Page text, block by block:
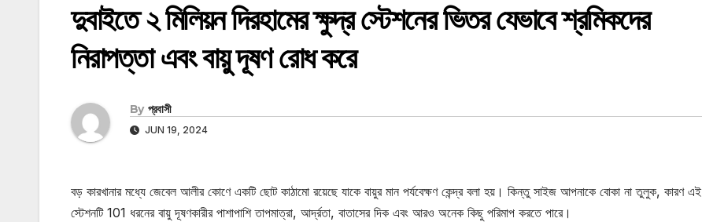
দুবাইতে ২ মিলিয়ন দিরহামের ক্ষুদ্র স্টেশনের ভিতর যেভাবে শ্রমিকদের
নিরাপত্তা এবং বায়ু দূষণ রোধ করে
By প্রবাসী
JUN 19, 2024
বড় কারখানার মধ্যে জেবেল আলীর কোণে একটি ছোট কাঠামো রয়েছে যাকে বায়ুর মান পর্যবেক্ষণ কেন্দ্র বলা হয়। কিন্তু সাইজ আপনাকে বোকা না তুলুক, কারণ এই
স্টেশনটি 101 ধরনের বায়ু দূষণকারীর পাশাপাশি তাপমাত্রা, আর্দ্রতা, বাতাসের দিক এবং আরও অনেক কিছু পরিমাপ করতে পারে।